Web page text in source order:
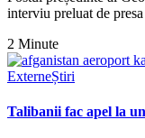
interviu preluat de
2 Minute
ExterneȘtiri
Talibanii fac apel la